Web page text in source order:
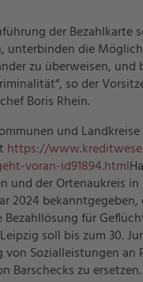
der
unterbinden die
zu überweisen,
so der
Boris Rhein.
und
https://
voran-id91894.html
und der Ortenaukreis
2024
Bezahllösung für
soll bis zum 30.
von Sozialleistungen
Barschecks zu ersetzen.